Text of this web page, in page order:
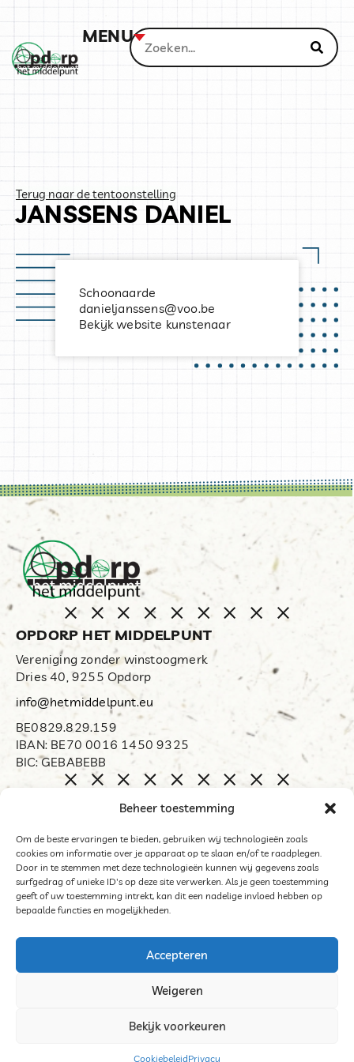
Beheer toestemming
Om de beste ervaringen te bieden, gebruiken wij technologieën zoals
cookies om informatie over je apparaat op te slaan en/of te raadplegen.
Door in te stemmen met deze technologieën kunnen wij gegevens zoals
surfgedrag of unieke ID's op deze site verwerken. Als je geen toestemming
geeft of uw toestemming intrekt, kan dit een nadelige invloed hebben op
bepaalde functies en mogelijkheden.
Accepteren
Weigeren
Bekijk voorkeuren
CookiebeleidPrivacy
MENU
Terug naar de tentoonstelling
JANSSENS DANIEL
Schoonaarde
danieljanssens@voo.be
Bekijk website kunstenaar
OPDORP HET MIDDELPUNT
Vereniging zonder winstoogmerk
Dries 40, 9255 Opdorp
info@hetmiddelpunt.eu
BE0829.829.159
IBAN: BE70 0016 1450 9325
BIC: GEBABEBB
Restart
Organisator
Word mecenas
Archief
Algemene voorwaarden deelnemers tentoonstelling